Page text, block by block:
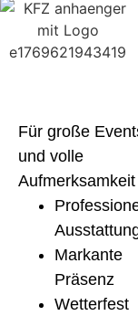
Für große
und volle
Aufmerksamkeit
Markante
Präsenz
Wetterfest